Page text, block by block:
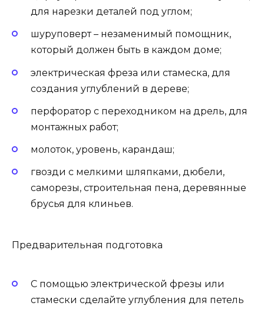
для нарезки деталей под углом;
шуруповерт – незаменимый помощник,
который должен быть в каждом доме;
электрическая фреза или стамеска, для
создания углублений в дереве;
перфоратор с переходником на дрель, для
монтажных работ;
молоток, уровень, карандаш;
гвозди с мелкими шляпками, дюбели,
саморезы, строительная пена, деревянные
брусья для клиньев.
Предварительная подготовка
С помощью электрической фрезы или
стамески сделайте углубления для петель